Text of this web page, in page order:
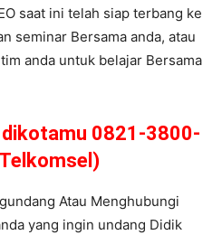
saat ini telah siap terbang ke
seminar Bersama anda, atau
anda untuk belajar Bersama
dikotamu 0821-3800-
Atau Menghubungi
yang ingin undang Didik